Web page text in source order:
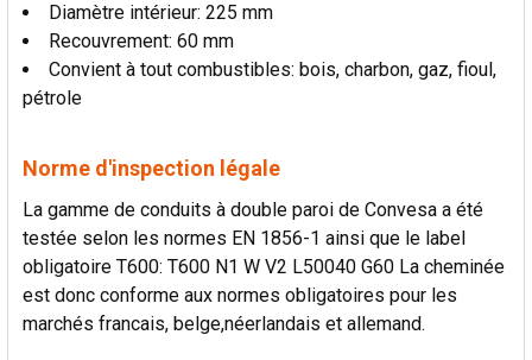
Diamètre intérieur: 225 mm
Recouvrement: 60 mm
Convient à tout combustibles: bois, charbon, gaz, fioul,
pétrole
Norme d'inspection légale
La gamme de conduits à double paroi de Convesa a été
testée selon les normes EN 1856-1 ainsi que le label
obligatoire T600: T600 N1 W V2 L50040 G60 La cheminée
est donc conforme aux normes obligatoires pour les
marchés francais, belge,néerlandais et allemand.